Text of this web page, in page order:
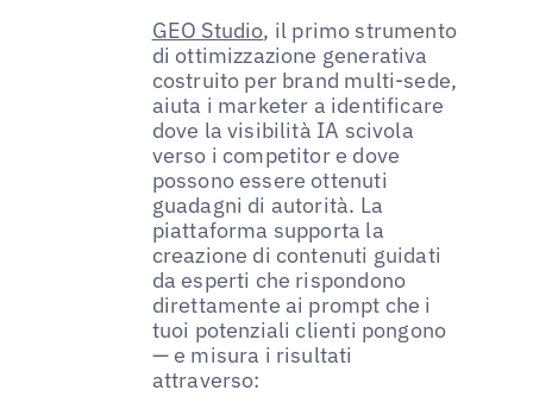
GEO Studio, il primo strumento
di ottimizzazione generativa
costruito per brand multi-sede,
aiuta i marketer a identificare
dove la visibilità IA scivola
verso i competitor e dove
possono essere ottenuti
guadagni di autorità. La
piattaforma supporta la
creazione di contenuti guidati
da esperti che rispondono
direttamente ai prompt che i
tuoi potenziali clienti pongono
— e misura i risultati
attraverso: